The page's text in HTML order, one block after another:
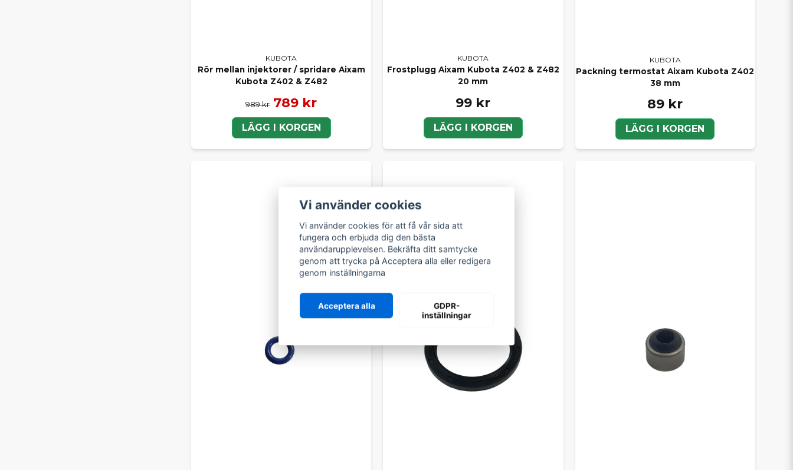
KUBOTA
Rör mellan injektorer / spridare Aixam
Kubota Z402 & Z482
989 kr 789 kr
LÄGG I KORGEN
KUBOTA
Frostplugg Aixam Kubota Z402 & Z482
20 mm
99 kr
LÄGG I KORGEN
KUBOTA
Packning termostat Aixam Kubota Z402
38 mm
89 kr
LÄGG I KORGEN
Vi använder cookies
Vi använder cookies för att få vår sida att
fungera och erbjuda dig den bästa
användarupplevelsen. Bekräfta ditt samtycke
genom att trycka på Acceptera alla eller redigera
genom inställningarna
Acceptera alla
GDPR-
inställningar